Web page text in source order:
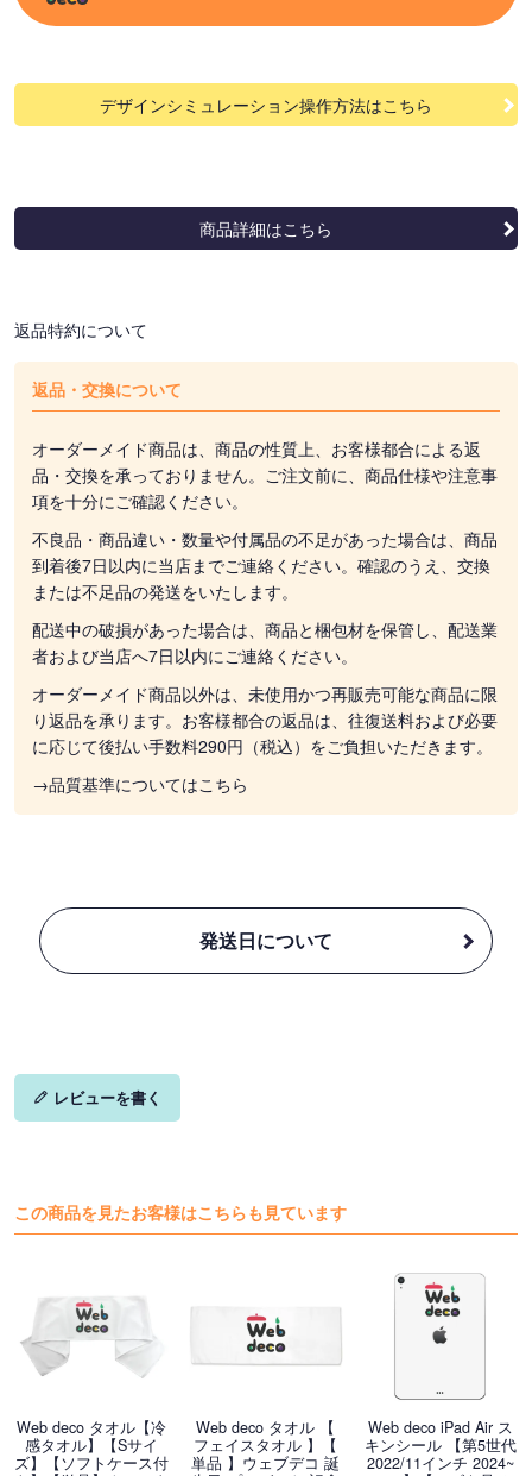
デザインシミュレーション操作方法はこちら
商品詳細はこちら
返品特約について
返品・交換について
オーダーメイド商品は、商品の性質上、お客様都合による返
品・交換を承っておりません。ご注文前に、商品仕様や注意事
項を十分にご確認ください。
不良品・商品違い・数量や付属品の不足があった場合は、商品
到着後7日以内に当店までご連絡ください。確認のうえ、交換
または不足品の発送をいたします。
配送中の破損があった場合は、商品と梱包材を保管し、配送業
者および当店へ7日以内にご連絡ください。
オーダーメイド商品以外は、未使用かつ再販売可能な商品に限
り返品を承ります。お客様都合の返品は、往復送料および必要
に応じて後払い手数料290円（税込）をご負担いただきます。
→品質基準についてはこちら
発送日について
レビューを書く
この商品を見たお客様はこちらも見ています
Web deco タオル【冷
感タオル】【Sサイ
ズ】【ソフトケース付
Web deco タオル 【
フェイスタオル 】【
単品 】ウェブデコ 誕
Web deco iPad Air ス
キンシール 【第5世代
2022/11インチ 2024~